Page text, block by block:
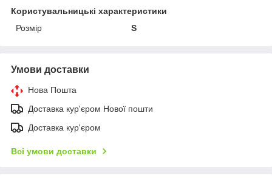
Користувальницькі характеристики
Розмір
S
Умови доставки
Нова Пошта
Доставка кур'єром Нової пошти
Доставка кур'єром
Всі умови доставки